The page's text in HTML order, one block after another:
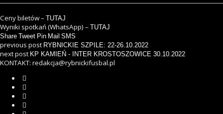
Ceny biletów – TUTAJ
Wyniki spotkań (WhatsApp) – TUTAJ
Share Tweet Pin Mail SMS
previous post RYBNICKIE SZPILE: 22-26.10.2022
next post KP KAMIEŃ - INTER KROSTOSZOWICE 30.10.2022
KONTAKT: redakcja@rybnickifusbal.pl